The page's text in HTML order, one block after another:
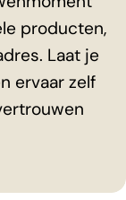
producten,
Laat je
ervaar zelf